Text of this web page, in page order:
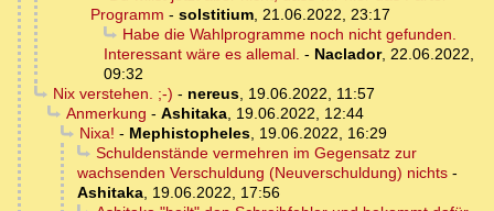
Programm - solstitium, 21.06.2022, 23:17
Habe die Wahlprogramme noch nicht gefunden.
Interessant wäre es allemal. - Naclador, 22.06.2022,
09:32
Nix verstehen. ;-) - nereus, 19.06.2022, 11:57
Anmerkung - Ashitaka, 19.06.2022, 12:44
Nixa! - Mephistopheles, 19.06.2022, 16:29
Schuldenstände vermehren im Gegensatz zur
wachsenden Verschuldung (Neuverschuldung) nichts -
Ashitaka, 19.06.2022, 17:56